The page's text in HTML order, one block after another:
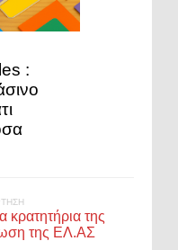
:
κρατητήρια της
της ΕΛ.ΑΣ